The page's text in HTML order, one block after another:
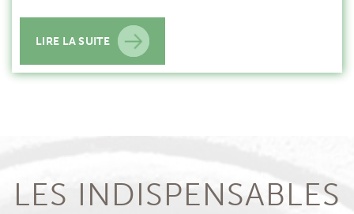
LIRE LA SUITE
LES INDISPENSABLES